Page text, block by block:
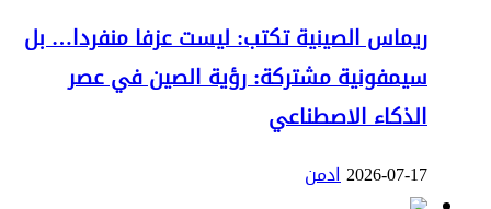
ريماس الصينية تكتب: ليست عزفا منفردا… بل
سيمفونية مشتركة: رؤية الصين في عصر
الذكاء الاصطناعي
2026-07-17ادمن